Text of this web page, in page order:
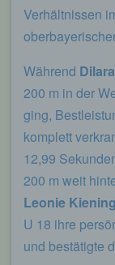
Verhältnissen
Während
200 m in der
ging,
komplett
12,99
200 m weit
Leonie
U 18 ihre
und bestätigte